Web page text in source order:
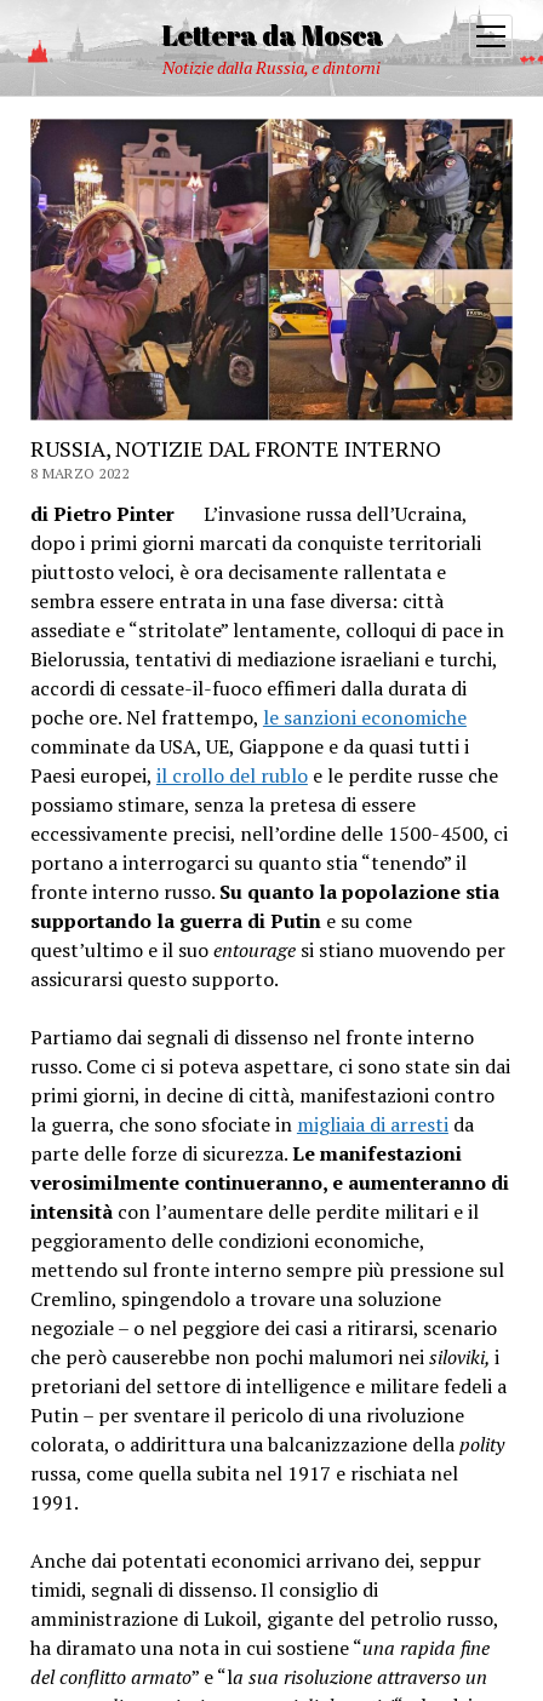
Lettera da Mosca
Notizie dalla Russia, e dintorni
open
menu
RUSSIA, NOTIZIE DAL FRONTE INTERNO
8 MARZO 2022
di Pietro PinterL’invasione russa dell’Ucraina,
dopo i primi giorni marcati da conquiste territoriali
piuttosto veloci, è ora decisamente rallentata e
sembra essere entrata in una fase diversa: città
assediate e “stritolate” lentamente, colloqui di pace in
Bielorussia, tentativi di mediazione israeliani e turchi,
accordi di cessate-il-fuoco effimeri dalla durata di
poche ore.Nel frattempo, le sanzioni economiche
comminate da USA, UE, Giappone e da quasi tutti i
Paesi europei, il crollo del rubloe le perdite russe che
possiamo stimare, senza la pretesa di essere
eccessivamente precisi, nell’ordine delle 1500-4500, ci
portano a interrogarci su quanto stia “tenendo” il
fronte interno russo. Su quanto la popolazione stia
supportando la guerra di Putine su come
quest’ultimo e il suoentouragesi stiano muovendo per
assicurarsi questo supporto.
Partiamo dai segnali di dissenso nel fronte interno
russo. Come ci si poteva aspettare, ci sono state sin dai
primi giorni, in decine di città, manifestazioni contro
la guerra, che sono sfociate in migliaia di arrestida
parte delle forze di sicurezza.Le manifestazioni
verosimilmente continueranno, e aumenteranno di
intensitàcon l’aumentare delle perdite militari e il
peggioramento delle condizioni economiche,
mettendo sul fronte interno sempre più pressione sul
Cremlino, spingendolo a trovare una soluzione
negoziale – o nel peggiore dei casi a ritirarsi, scenario
che però causerebbe non pochi malumori neisiloviki, i
pretoriani del settore di intelligence e militare fedeli a
Putin – per sventare il pericolo di una rivoluzione
colorata, o addirittura una balcanizzazione dellapolity
russa, come quella subita nel 1917 e rischiata nel
1991.
Anche dai potentati economici arrivano dei, seppur
timidi, segnali di dissenso. Il consiglio di
amministrazione di Lukoil, gigante del petrolio russo,
ha diramato una nota in cui sostiene “una rapida fine
del conflitto armato” e “la sua risoluzione attraverso un